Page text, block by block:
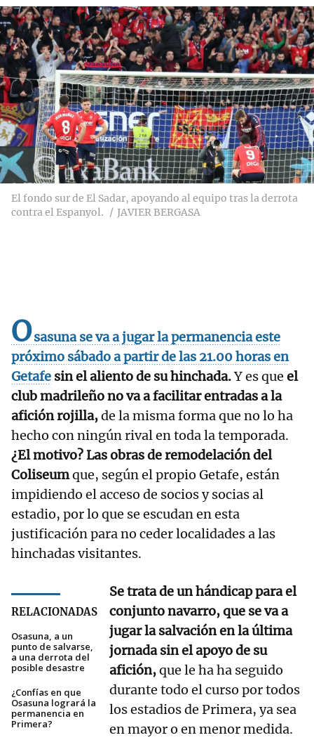
El fondo sur de El Sadar, apoyando al equipo tras la derrota
contra el Espanyol.
JAVIER BERGASA
Osasuna se va a jugar la permanencia este
próximo sábado a partir de las 21.00 horas en
Getafe sin el aliento de su hinchada.Y es que el
club madrileño no va a facilitar entradas a la
afición rojilla,de la misma forma que no lo ha
hecho con ningún rival en toda la temporada.
¿El motivo? Las obras de remodelación del
Coliseumque, según el propio Getafe, están
impidiendo el acceso de socios y socias al
estadio, por lo que se escudan en esta
justificación para no ceder localidades a las
hinchadas visitantes.
RELACIONADAS
Osasuna, a un
punto de salvarse,
a una derrota del
posible desastre
¿Confías en que
Osasuna logrará la
permanencia en
Primera?
Se trata de un hándicap para el
conjunto navarro, que se va a
jugar la salvación en la última
jornada sin el apoyo de su
afición,que le ha ha seguido
durante todo el curso por todos
los estadios de Primera, ya sea
en mayor o en menor medida.